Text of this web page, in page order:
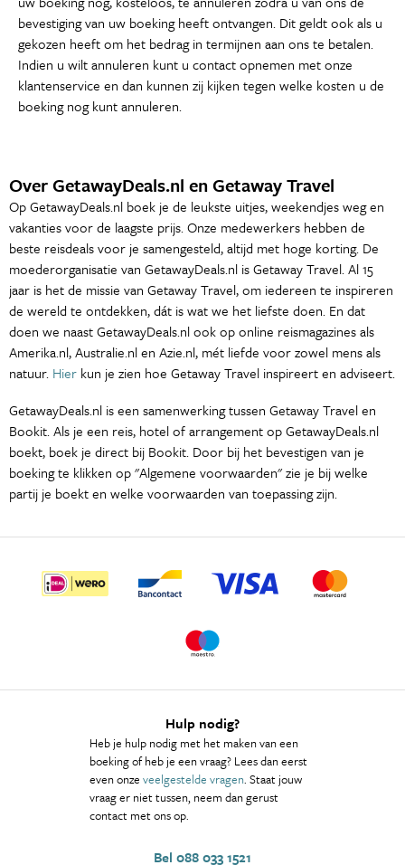
bevestiging van uw boeking heeft ontvangen. Dit geldt ook als u
gekozen heeft om het bedrag in termijnen aan ons te betalen.
Indien u wilt annuleren kunt u contact opnemen met onze
klantenservice en dan kunnen zij kijken tegen welke kosten u de
boeking nog kunt annuleren.
Over GetawayDeals.nl en Getaway Travel
Op GetawayDeals.nl boek je de leukste uitjes, weekendjes weg en
vakanties voor de laagste prijs. Onze medewerkers hebben de
beste reisdeals voor je samengesteld, altijd met hoge korting. De
moederorganisatie van GetawayDeals.nl is Getaway Travel. Al 15
jaar is het de missie van Getaway Travel, om iedereen te inspireren
de wereld te ontdekken, dát is wat we het liefste doen. En dat
doen we naast GetawayDeals.nl ook op online reismagazines als
Amerika.nl, Australie.nl en Azie.nl, mét liefde voor zowel mens als
natuur. Hier kun je zien hoe Getaway Travel inspireert en adviseert.
GetawayDeals.nl is een samenwerking tussen Getaway Travel en
Bookit. Als je een reis, hotel of arrangement op GetawayDeals.nl
boekt, boek je direct bij Bookit. Door bij het bevestigen van je
boeking te klikken op "Algemene voorwaarden" zie je bij welke
partij je boekt en welke voorwaarden van toepassing zijn.
Hulp nodig?
Heb je hulp nodig met het maken van een
boeking of heb je een vraag? Lees dan eerst
even onze veelgestelde vragen. Staat jouw
vraag er niet tussen, neem dan gerust
contact met ons op.
Bel 088 033 1521